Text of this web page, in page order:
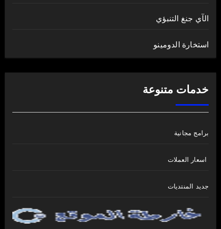
الآي جنغ التنبؤي
استخارة الدومينو
خدمات متنوعة
برامج مجانية
اسعار العملات
جديد المنتديات